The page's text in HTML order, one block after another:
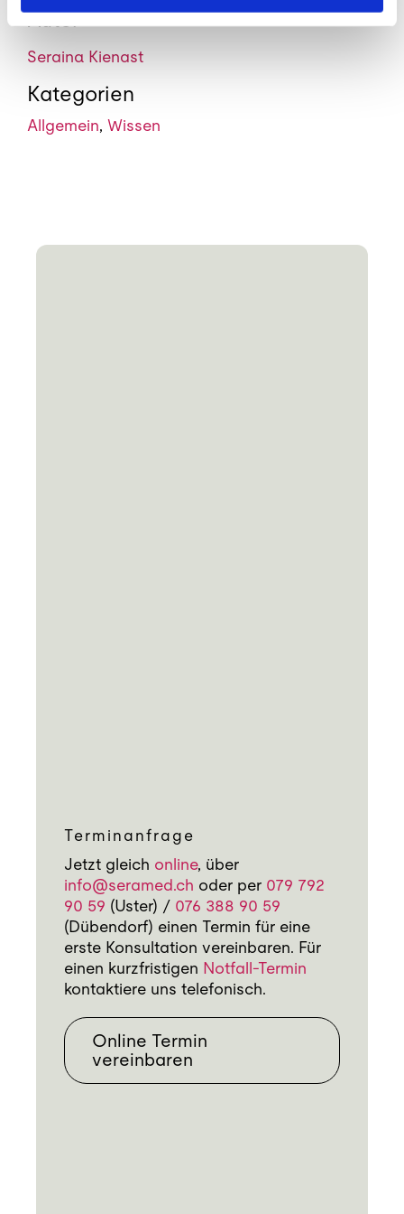
Autor
Seraina Kienast
Kategorien
Allgemein, Wissen
Terminanfrage
Jetzt gleich online, über
info@seramed.ch oder per 079 792
90 59 (Uster) / 076 388 90 59
(Dübendorf) einen Termin für eine
erste Konsultation vereinbaren. Für
einen kurzfristigen Notfall-Termin
kontaktiere uns telefonisch.
Online Termin
vereinbaren